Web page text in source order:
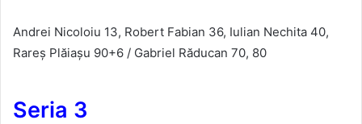
Andrei Nicoloiu 13, Robert Fabian 36, Iulian Nechita 40,
Rareș Plăiașu 90+6 / Gabriel Răducan 70, 80
Seria 3